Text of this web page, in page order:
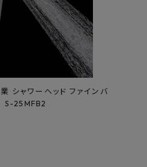
シャワーヘッド ファインバ
S-25MFB2